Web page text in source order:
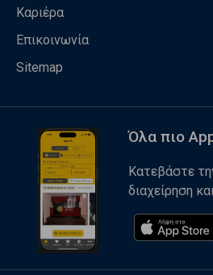
Καριέρα
Επικοινωνία
Sitemap
Όλα πιο
Κατεβάστε
διαχείρηση